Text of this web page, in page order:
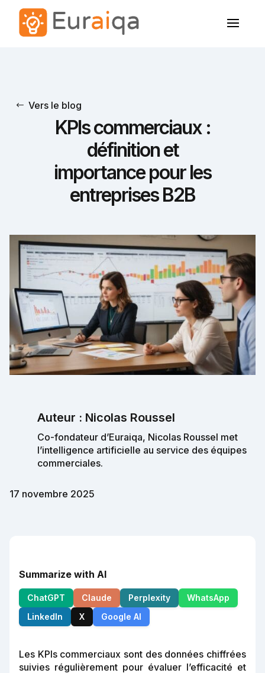
Vers le blog
KPIs commerciaux :
définition et
importance pour les
entreprises B2B
Auteur : Nicolas Roussel
Co-fondateur d’Euraiqa, Nicolas Roussel met
l’intelligence artificielle au service des équipes
commerciales.
17 novembre 2025
Summarize with AI
ChatGPT Claude Perplexity
WhatsApp
LinkedIn
X Google AI
Les KPIs commerciaux sont des données chiffrées
suivies régulièrement pour évaluer l’efficacité et